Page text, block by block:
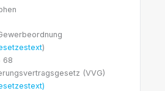
)
68
(VVG)